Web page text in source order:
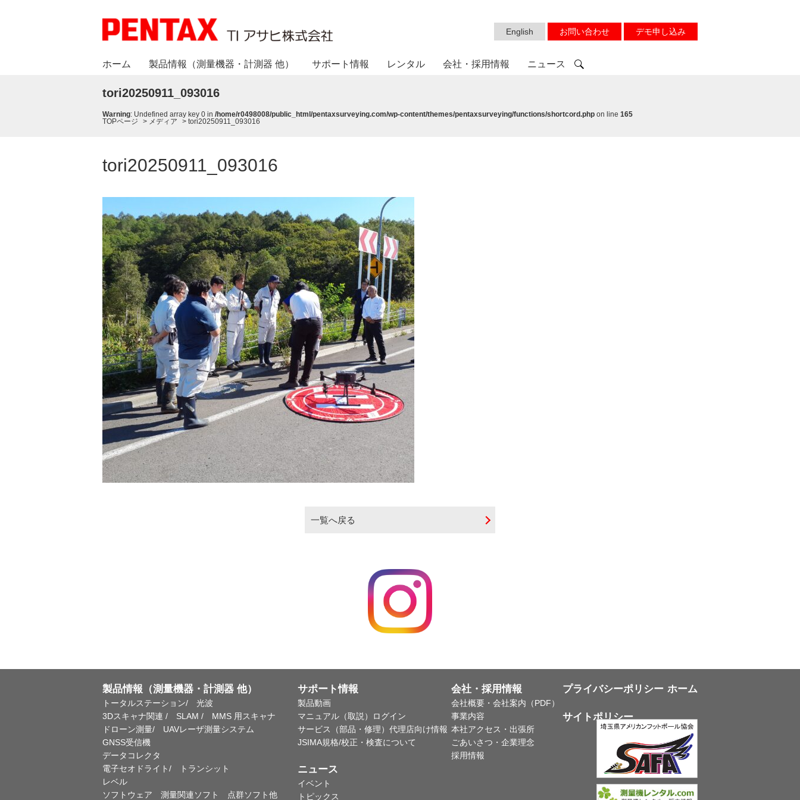
English お問い合わせ デモ申し込み
ホーム 製品情報（測量機器・計測器 他） サポート情報 レンタル 会社・採用情報 ニュース
tori20250911_093016
Warning: Undefined array key 0 in /home/r0498008/public_html/pentaxsurveying.com/wp-content/themes/pentaxsurveying/functions/shortcord.php on line 165
TOPページ
> メディア > tori20250911_093016
tori20250911_093016
一覧へ戻る
製品情報（測量機器・計測器 他）
トータルステーション/ 光波
3Dスキャナ関連 / SLAM / MMS 用スキャナ
ドローン測量/ UAVレーザ測量システム
GNSS受信機
データコレクタ
電子セオドライト/ トランシット
レベル
ソフトウェア 測量関連ソフト 点群ソフト他
サポート情報
製品動画
マニュアル（取説）ログイン
サービス（部品・修理）代理店向け情報
JSIMA規格/校正・検査について
ニュース
イベント
トピックス
会社・採用情報
会社概要・会社案内（PDF）
事業内容
本社アクセス・出張所
ごあいさつ・企業理念
採用情報
プライバシーポリシー
サイトポリシー
ホーム